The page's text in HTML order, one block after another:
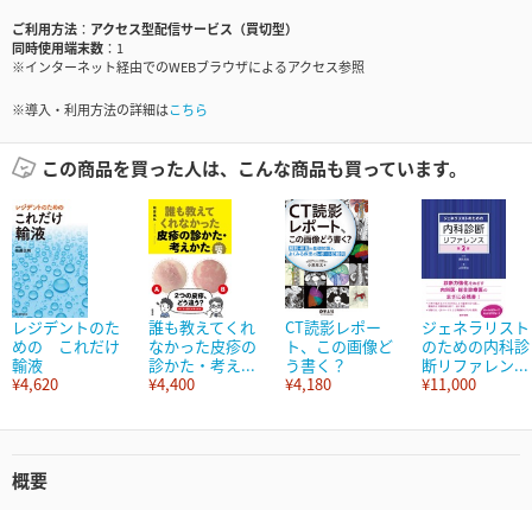
ご利用方法
アクセス型配信サービス（買切型）
同時使用端末数
1
※インターネット経由でのWEBブラウザによるアクセス参照
※導入・利用方法の詳細はこちら
この商品を買った人は、こんな商品も買っています。
レジデントのた
めの これだけ
輸液
¥4,620
誰も教えてくれ
なかった皮疹の
診かた・考え...
¥4,400
CT読影レポー
ト、この画像ど
う書く？
¥4,180
ジェネラリスト
のための内科診
断リファレン...
¥11,000
概要